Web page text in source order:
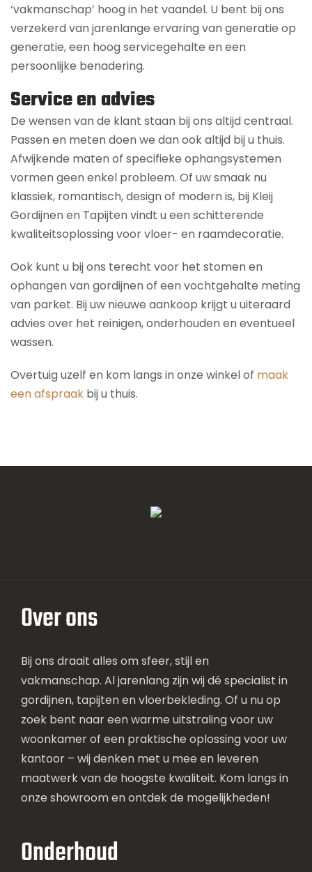
‘vakmanschap’ hoog in het vaandel. U bent bij ons
verzekerd van jarenlange ervaring van generatie op
generatie, een hoog servicegehalte en een
persoonlijke benadering.
Service en advies
De wensen van de klant staan bij ons altijd centraal.
Passen en meten doen we dan ook altijd bij u thuis.
Afwijkende maten of specifieke ophangsystemen
vormen geen enkel probleem. Of uw smaak nu
klassiek, romantisch, design of modern is, bij Kleij
Gordijnen en Tapijten vindt u een schitterende
kwaliteitsoplossing voor vloer- en raamdecoratie.
Ook kunt u bij ons terecht voor het stomen en
ophangen van gordijnen of een vochtgehalte meting
van parket. Bij uw nieuwe aankoop krijgt u uiteraard
advies over het reinigen, onderhouden en eventueel
wassen.
Overtuig uzelf en kom langs in onze winkel of maak
een afspraak bij u thuis.
Over ons
Bij ons draait alles om sfeer, stijl en
vakmanschap. Al jarenlang zijn wij dé specialist in
gordijnen, tapijten en vloerbekleding. Of u nu op
zoek bent naar een warme uitstraling voor uw
woonkamer of een praktische oplossing voor uw
kantoor – wij denken met u mee en leveren
maatwerk van de hoogste kwaliteit. Kom langs in
onze showroom en ontdek de mogelijkheden!
Onderhoud